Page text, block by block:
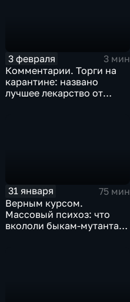
3 февраля
3 мин
Комментарии. Торги на
карантине: названо
лучшее лекарство от
31 января
75 мин
Верным курсом.
Массовый психоз: что
вкололи быкам-мутантам,